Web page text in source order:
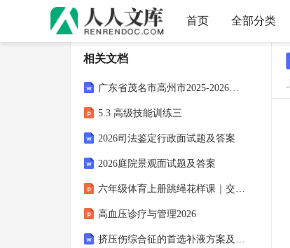
首页 全部分类
相关文档
广东省茂名市高州市2025-2026学年九年级上学期12月月考数学试题（含答案）
5.3 高级技能训练三
2026司法鉴定行政面试题及答案
2026庭院景观面试题及答案
六年级体育上册跳绳花样课｜交叉跳
高血压诊疗与管理2026
挤压伤综合征的首选补液方案及治疗原则总结2026